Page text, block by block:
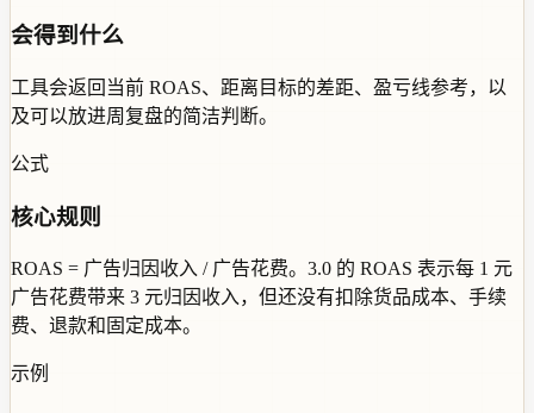
会得到什么
工具会返回当前 ROAS、距离目标的差距、盈亏线参考，以
及可以放进周复盘的简洁判断。
公式
核心规则
ROAS = 广告归因收入 / 广告花费。3.0 的 ROAS 表示每 1 元
广告花费带来 3 元归因收入，但还没有扣除货品成本、手续
费、退款和固定成本。
示例